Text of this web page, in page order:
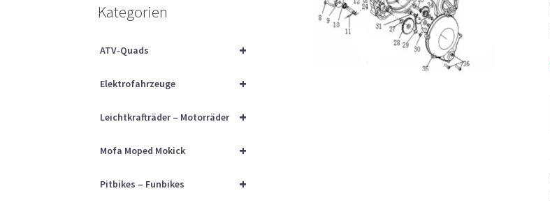
Kategorien
+
ATV-Quads
+
Elektrofahrzeuge
+
Leichtkrafträder – Motorräder
+
Mofa Moped Mokick
+
Pitbikes – Funbikes